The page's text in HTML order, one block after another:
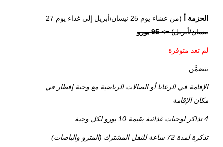
الحزمة أ
(من عشاء يوم 25 نيسان/أبريل إلى غداء يوم 27
نيسان/أبريل) =>95 يورو
لم تعد متوفرة
تتضمَّن:
الإقامة في الرعايا أو الصالات الرياضية مع وجبة إفطار في
مكان الإقامة
4 تذاكر لوجبات غذائية بقيمة 10 يورو لكل وجبة
تذكرة لمدة 72 ساعة للنقل المشترك (المترو والباصات)